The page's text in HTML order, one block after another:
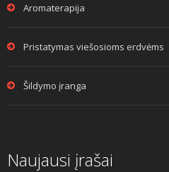
Aromaterapija
Pristatymas viešosioms erdvėms
Šildymo įranga
Naujausi įrašai